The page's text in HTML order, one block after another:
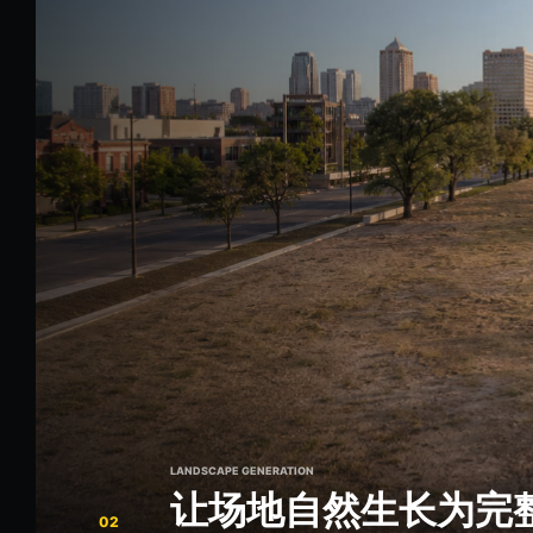
02
LANDSCAPE GENERATION
让场地自然生长为完